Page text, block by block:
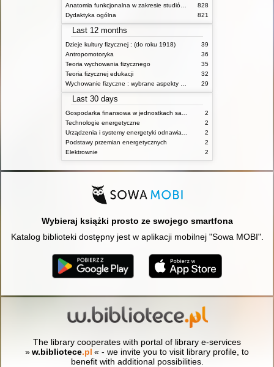
828
Dydaktyka ogólna
821
Last 12 months
Dzieje kultury fizycznej : (do roku 1918)
39
Antropomotoryka
36
Teoria wychowania fizycznego
35
Teoria fizycznej edukacji
32
29
Last 30 days
2
Technologie energetyczne
2
2
Podstawy przemian energetycznych
2
Elektrownie
2
Wybieraj książki prosto ze swojego smartfona
Katalog biblioteki dostępny jest w aplikacji mobilnej "Sowa MOBI".
The library cooperates with portal of library e-services
»w.bibliotece.pl « - we invite you to visit library profile, to
benefit with additional possibilities.